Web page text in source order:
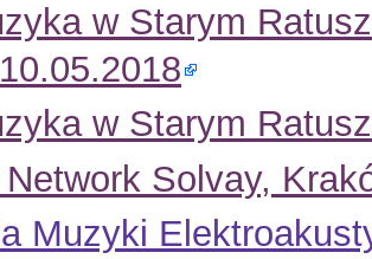
w Starym
w Starym
Solvay,
Muzyki